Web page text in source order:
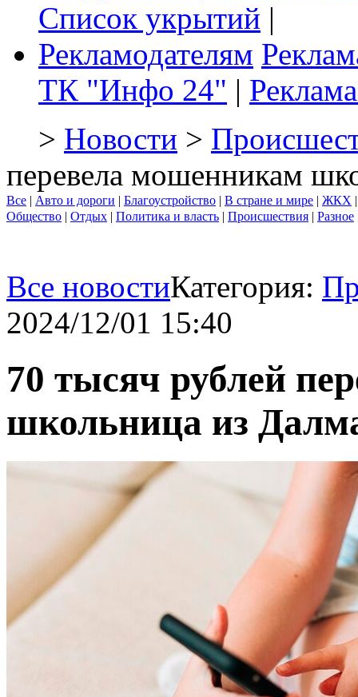
Список укрытий |
Рекламодателям
ТК "Инфо 24" |
> Новости >
перевела мошенникам
Все | Авто и дороги | Благоустройство | В стране и мире | ЖКХ
Общество | Отдых | Политика и власть | Происшествия | Разное
Все новостиКатегория:
2024/12/01 15:40
70 тысяч рублей
школьница из